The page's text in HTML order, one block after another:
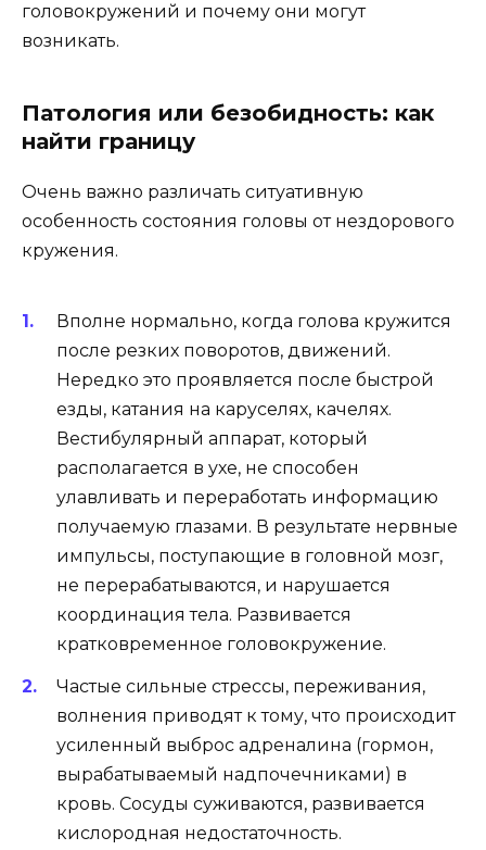
головокружений и почему они могут
возникать.
Патология или безобидность: как
найти границу
Очень важно различать ситуативную
особенность состояния головы от нездорового
кружения.
Вполне нормально, когда голова кружится
после резких поворотов, движений.
Нередко это проявляется после быстрой
езды, катания на каруселях, качелях.
Вестибулярный аппарат, который
располагается в ухе, не способен
улавливать и переработать информацию
получаемую глазами. В результате нервные
импульсы, поступающие в головной мозг,
не перерабатываются, и нарушается
координация тела. Развивается
кратковременное головокружение.
Частые сильные стрессы, переживания,
волнения приводят к тому, что происходит
усиленный выброс адреналина (гормон,
вырабатываемый надпочечниками) в
кровь. Сосуды суживаются, развивается
кислородная недостаточность.